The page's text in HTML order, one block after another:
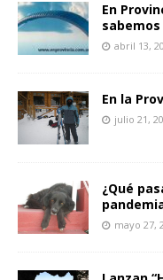
En
abril 13,
En la
julio 21,
¿Qué
mayo 27,